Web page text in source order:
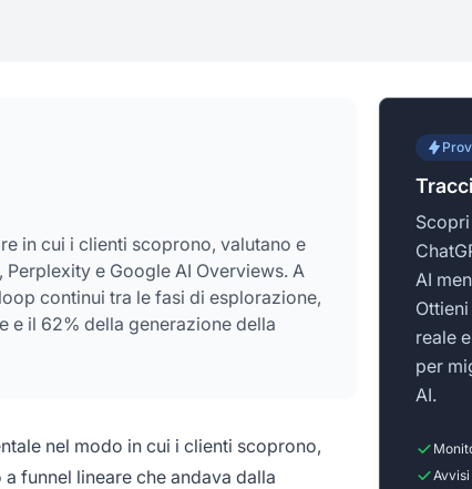
in cui i clienti scoprono, valutano e
e Google AI Overviews. A
continui tra le fasi di esplorazione,
il 62% della generazione della
nel modo in cui i clienti scoprono,
funnel lineare che andava dalla
AI
reale
per
AI.